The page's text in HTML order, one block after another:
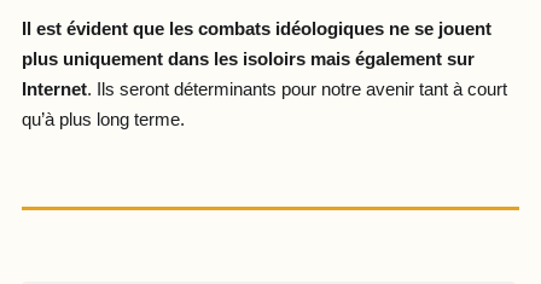
Il est évident que les combats idéologiques ne se jouent
plus uniquement dans les isoloirs mais également sur
Internet. Ils seront déterminants pour notre avenir tant à court
qu’à plus long terme.